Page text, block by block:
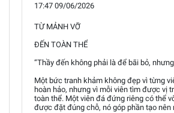
17:47 09/06/2026
TỪ MẢNH VỠ
ĐẾN TOÀN THỂ
“Thầy đến không phải là để bãi bỏ,
Một bức tranh khảm không đẹp vì từng
hoàn hảo, nhưng vì mỗi viên tìm được vị
toàn thể. Một viên đá đứng riêng có thể
được đặt đúng chỗ, nó góp phần tạo nên